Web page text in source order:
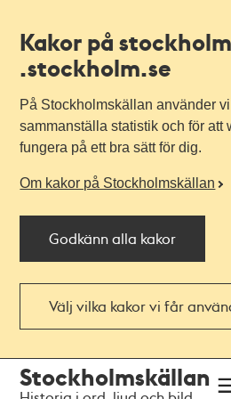
Kakor på
.stockholm.se
På Stockholmskällan använder
sammanställa statistik och för att
fungera på ett bra sätt för dig.
Om kakor på Stockholmskällan
Godkänn alla kakor
Välj vilka kakor vi får
navigationen
huvudinnehållet
Stockholmskällan